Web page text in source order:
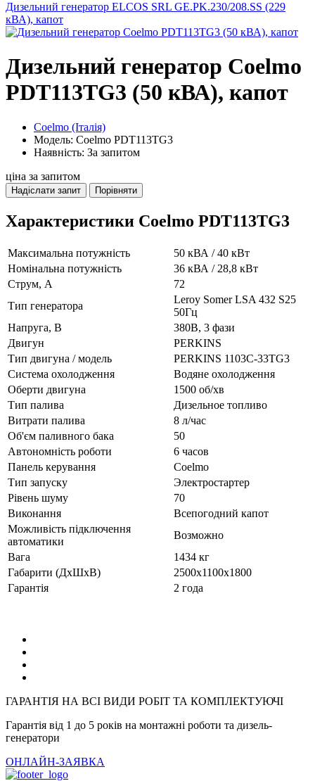
Дизельний генератор ELCOS SRL GE.PK.230/208.SS (229
кВА), капот
Дизельний генератор Coelmo
PDT113TG3 (50 кВА), капот
Coelmo (Італія)
Модель: Coelmo PDT113TG3
Наявність: За запитом
ціна за запитом
Надіслати запит Порівняти
Характеристики Coelmo PDT113TG3
Максимальна потужність
50 кВА / 40 кВт
Номінальна потужність
36 кВА / 28,8 кВт
Струм, А
72
Тип генератора
Leroy Somer LSA 432 S25
50Гц
Напруга, В
380В, 3 фази
Двигун
PERKINS
Тип двигуна / модель
PERKINS 1103C-33TG3
Система охолодження
Водяне охолодження
Оберти двигуна
1500 об/хв
Тип палива
Дизельное топливо
Витрати палива
8 л/час
Об'єм паливного бака
50
Автономність роботи
6 часов
Панель керування
Coelmo
Тип запуску
Электростартер
Рівень шуму
70
Виконання
Всепогодний капот
Можливість підключення
автоматики
Возможно
Вага
1434 кг
Габарити (ДхШхВ)
2500x1100x1800
Гарантія
2 года
ГАРАНТІЯ НА ВСІ ВИДИ РОБІТ ТА КОМПЛЕКТУЮЧІ
Гарантія від 1 до 5 років на монтажні роботи та дизель-
генератори
ОНЛАЙН-ЗАЯВКА